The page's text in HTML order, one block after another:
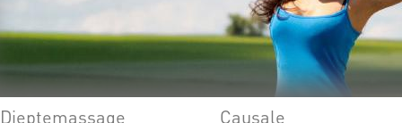
Dieptemassage
Causale